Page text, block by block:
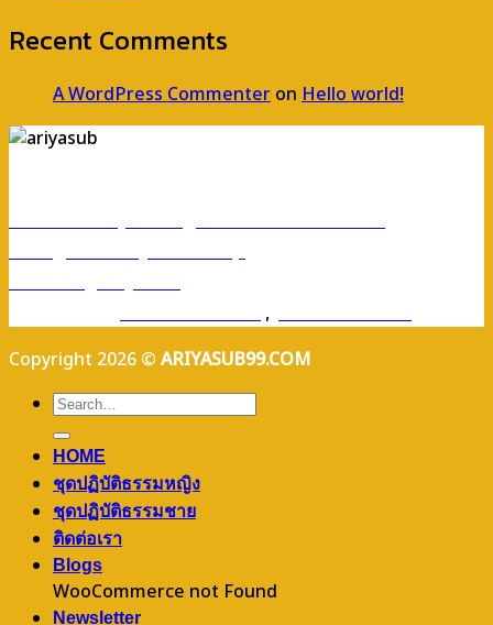
Recent Comments
A WordPress Commenter on Hello world!
,
Copyright 2026 © ARIYASUB99.COM
HOME
ชุดปฏิบัติธรรมหญิง
ชุดปฏิบัติธรรมชาย
ติดต่อเรา
Blogs
WooCommerce not Found
Newsletter